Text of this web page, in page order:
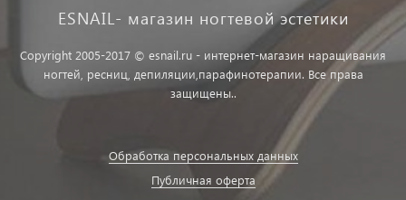
ESNAIL- магазин ногтевой эстетики
Copyright 2005-2017 © esnail.ru - интернет-магазин наращивания
ногтей, ресниц, депиляции,парафинотерапии. Все права
защищены..
Обработка персональных данных
Публичная оферта